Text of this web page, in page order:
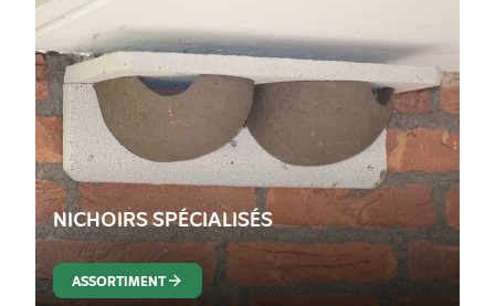
NICHOIRS SPÉCIALISÉS
ASSORTIMENT